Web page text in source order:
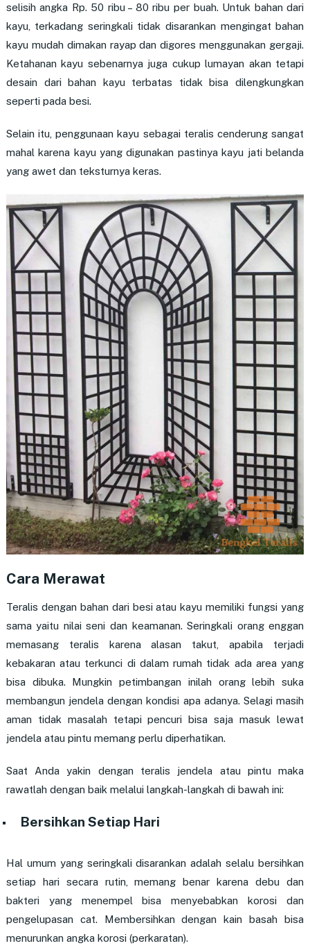
selisih angka Rp. 50 ribu – 80 ribu per buah. Untuk bahan dari
kayu, terkadang seringkali tidak disarankan mengingat bahan
kayu mudah dimakan rayap dan digores menggunakan gergaji.
Ketahanan kayu sebenarnya juga cukup lumayan akan tetapi
desain dari bahan kayu terbatas tidak bisa dilengkungkan
seperti pada besi.
Selain itu, penggunaan kayu sebagai teralis cenderung sangat
mahal karena kayu yang digunakan pastinya kayu jati belanda
yang awet dan teksturnya keras.
Cara Merawat
Teralis dengan bahan dari besi atau kayu memiliki fungsi yang
sama yaitu nilai seni dan keamanan. Seringkali orang enggan
memasang teralis karena alasan takut, apabila terjadi
kebakaran atau terkunci di dalam rumah tidak ada area yang
bisa dibuka. Mungkin petimbangan inilah orang lebih suka
membangun jendela dengan kondisi apa adanya. Selagi masih
aman tidak masalah tetapi pencuri bisa saja masuk lewat
jendela atau pintu memang perlu diperhatikan.
Saat Anda yakin dengan teralis jendela atau pintu maka
rawatlah dengan baik melalui langkah-langkah di bawah ini:
Bersihkan Setiap Hari
Hal umum yang seringkali disarankan adalah selalu bersihkan
setiap hari secara rutin, memang benar karena debu dan
bakteri yang menempel bisa menyebabkan korosi dan
pengelupasan cat. Membersihkan dengan kain basah bisa
menurunkan angka korosi (perkaratan).